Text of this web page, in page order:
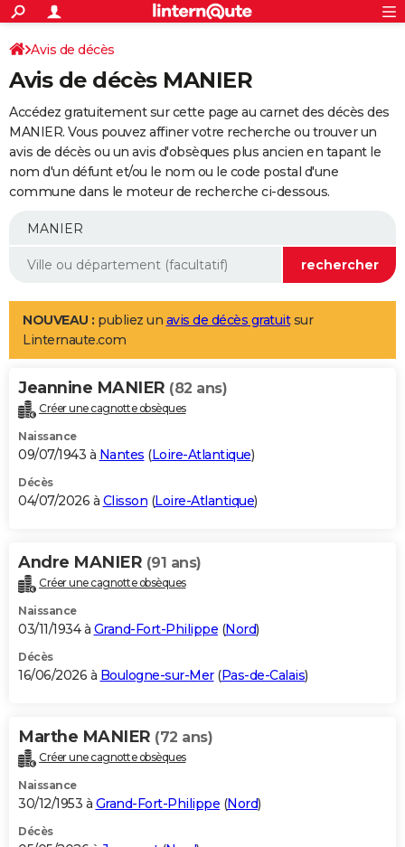
ACTUALITÉS
Politique
Société
Faits Divers
Education
Monde
Villes
+
SPORT
Coupe du monde 2026
Football
Tennis
Cyclisme
Rugby
Forum
Programme TV
TNT
Streaming
Cinéma
Sorties cinéma
Musique
+
FINANCE
Retraite
Epargne
Immobilier
Risques naturels par ville
Banque
Assurance
AUTO
Essais
Réserver un essai
Citadines
Berlines
SUV
Forum auto
+
Mobiles
Meilleur smartphone
Internet
Ordinateurs
Jeux vidéo
Guide high-tech
Aménagement intérieur
LIFESTYLE
Art de vivre
Bien-être
Loisirs
Mode
Modes de vie
Alimentation
Guide de la santé
Maladies
Médicaments
Sommeil
VOYAGE
Destinations
City break
Voyage nature
Voyage de noces
Forum
Climat
+PHOTO
GUIDES D'ACHAT
BONS PLANS
Carte de Noël
Carte Bonne année
Carte Saint-Valentin
Carte Pâques
Carte d'anniversaire
DICTIONNAIRE
Dictionnaire
Biographies
Citations
Expressions
Proverbes
PROGRAMME TV
S'inscrire
Se connecter
Lycées
Collèges
Primaires
Universités
Entreprises
Service militaire
Avis de recherche
AVIS DE DÉCÈS
Bricolage
Lifestyle
Culture
Sport
Auto
Television
Voyage
Cinema
Avis de décès
Avis de décès MANIER
Accédez gratuitement sur cette page au carnet des décès des
MANIER. Vous pouvez affiner votre recherche ou trouver un
avis de décès ou un avis d'obsèques plus ancien en tapant le
nom d'un défunt et/ou le nom ou le code postal d'une
commune dans le moteur de recherche ci-dessous.
NOUVEAU : publiez un avis de décès gratuitsur
Linternaute.com
Jeannine MANIER (82 ans)
Créer une cagnotte obsèques
Naissance
09/07/1943 à Nantes (Loire-Atlantique)
Décès
04/07/2026 à Clisson (Loire-Atlantique)
Andre MANIER (91 ans)
Créer une cagnotte obsèques
Naissance
03/11/1934 à Grand-Fort-Philippe (Nord)
Décès
16/06/2026 à Boulogne-sur-Mer(Pas-de-Calais)
Marthe MANIER (72 ans)
Créer une cagnotte obsèques
Naissance
30/12/1953 à Grand-Fort-Philippe (Nord)
Décès